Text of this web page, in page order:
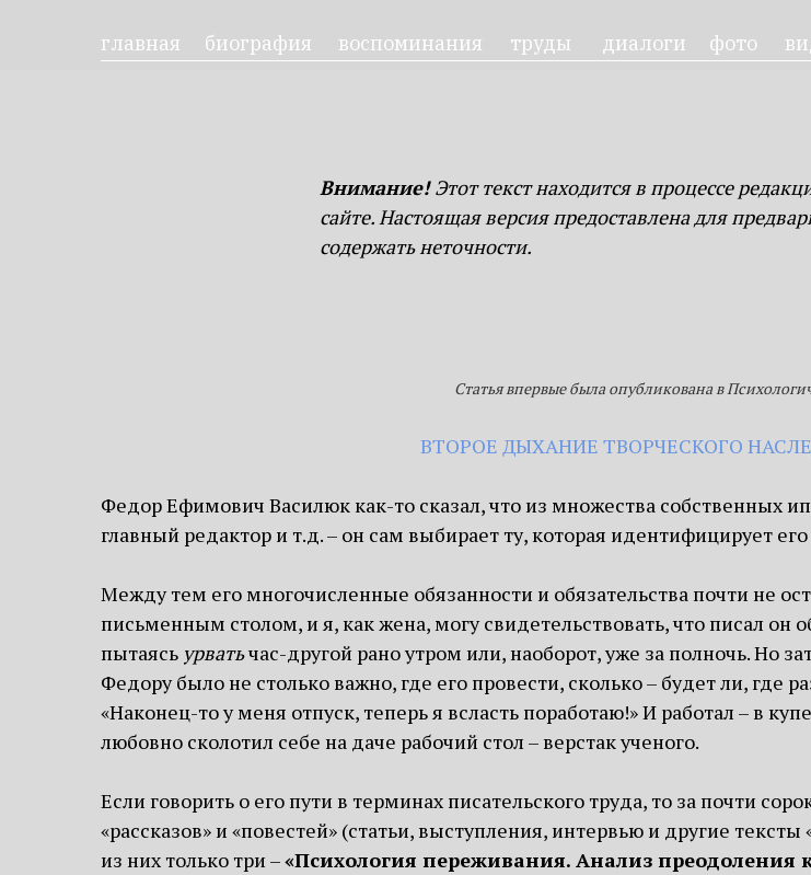
главная биография воспоминания фото видео
труды диалоги
Внимание!Этот текст находится в процессе
сайте. Настоящая версия предоставлена для
содержать неточности.
Статья впервые была опубликована в
ВТОРОЕ ДЫХАНИЕ ТВОРЧЕСКОГО
Федор Ефимович Василюк как-то сказал, что из множества собственных
главный редактор и т.д. – он сам выбирает ту, которая идентифицирует
Между тем его многочисленные обязанности и обязательства почти не
письменным столом, и я, как жена, могу свидетельствовать, что писал
пытаясь урватьчас-другой рано утром или, наоборот, уже за полночь. Но
Федору было не столько важно, где его провести, сколько – будет ли, где
«Наконец-то у меня отпуск, теперь я всласть поработаю!» И работал – в
любовно сколотил себе на даче рабочий стол – верстак ученого.
Если говорить о его пути в терминах писательского труда, то за почти
«рассказов» и «повестей» (статьи, выступления, интервью и другие
из них только три –«Психология переживания. Анализ преодоления